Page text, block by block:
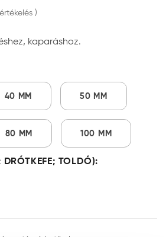
)
kaparáshoz.
40 MM 50 MM
80 MM 100 MM
TOLDÓ):